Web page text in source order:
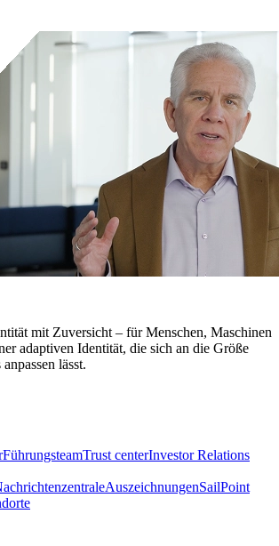
mit Zuversicht – für Menschen, Maschinen
adaptiven Identität, die sich an die Größe
lässt.
FührungsteamTrust centerInvestor Relations
AuszeichnungenSailPoint